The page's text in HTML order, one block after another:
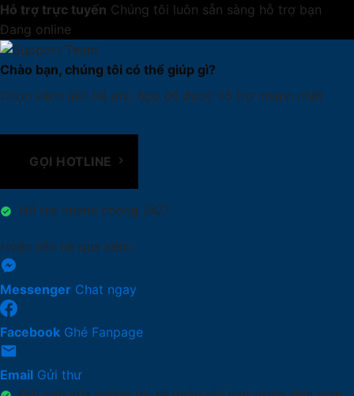
Hỗ trợ trực tuyến Chúng tôi luôn sẵn sàng hỗ trợ bạn
Đang online
Chào bạn, chúng tôi có thể giúp gì?
Chọn kênh liên hệ phù hợp để được hỗ trợ nhanh nhất
GỌI HOTLINE
Hỗ trợ nhanh chóng 24/7
Hoặc liên hệ qua kênh
Messenger Chat ngay
Facebook Ghé Fanpage
Email Gửi thư